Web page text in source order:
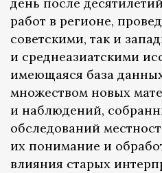
день после
работ в регионе,
советскими, так и
и среднеазиатскими
имеющаяся база
множеством новых
и наблюдений,
обследований
их понимание и
влияния старых